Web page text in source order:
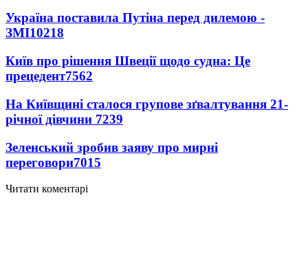
Україна поставила Путіна перед дилемою -
ЗМІ10218
Київ про рішення Швеції щодо судна: Це
прецедент7562
На Київщині сталося групове зґвалтування 21-
річної дівчини 7239
Зеленський зробив заяву про мирні
переговори7015
Читати коментарі